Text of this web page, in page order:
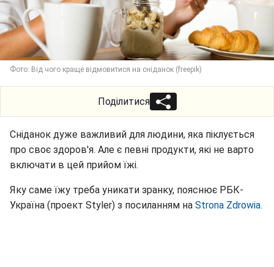
Фото: Від чого краще відмовитися на сніданок (freepik)
Поділитися
Сніданок дуже важливий для людини, яка піклується
про своє здоров'я. Але є певні продукти, які не варто
включати в цей прийом їжі.
Яку саме їжу треба уникати зранку, пояснює РБК-
Україна (проект Styler) з посиланням на Strona Zdrowia.